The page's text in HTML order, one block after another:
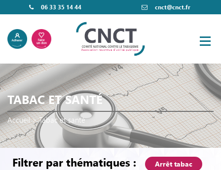
06 33 35 14 44 cnct@cnct.fr
TABAC ET SANTÉ
Accueil>Tabac et santé
Filtrer par thématiques : Arrêt tabac